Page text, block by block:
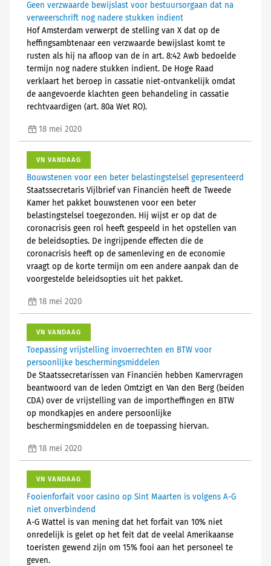
Geen verzwaarde bewijslast voor bestuursorgaan dat na
verweerschrift nog nadere stukken indient
Hof Amsterdam verwerpt de stelling van X dat op de
heffingsambtenaar een verzwaarde bewijslast komt te
rusten als hij na afloop van de in art. 8:42 Awb bedoelde
termijn nog nadere stukken indient. De Hoge Raad
verklaart het beroep in cassatie niet-ontvankelijk omdat
de aangevoerde klachten geen behandeling in cassatie
rechtvaardigen (art. 80a Wet RO).
18 mei 2020
VN VANDAAG
Bouwstenen voor een beter belastingstelsel gepresenteerd
Staatssecretaris Vijlbrief van Financiën heeft de Tweede
Kamer het pakket bouwstenen voor een beter
belastingstelsel toegezonden. Hij wijst er op dat de
coronacrisis geen rol heeft gespeeld in het opstellen van
de beleidsopties. De ingrijpende effecten die de
coronacrisis heeft op de samenleving en de economie
vraagt op de korte termijn om een andere aanpak dan de
voorgestelde beleidsopties uit het pakket.
18 mei 2020
VN VANDAAG
Toepassing vrijstelling invoerrechten en BTW voor
persoonlijke beschermingsmiddelen
De Staatssecretarissen van Financiën hebben Kamervragen
beantwoord van de leden Omtzigt en Van den Berg (beiden
CDA) over de vrijstelling van de importheffingen en BTW
op mondkapjes en andere persoonlijke
beschermingsmiddelen en de toepassing hiervan.
18 mei 2020
VN VANDAAG
Fooienforfait voor casino op Sint Maarten is volgens A-G
niet onverbindend
A-G Wattel is van mening dat het forfait van 10% niet
onredelijk is gelet op het feit dat de veelal Amerikaanse
toeristen gewend zijn om 15% fooi aan het personeel te
geven.